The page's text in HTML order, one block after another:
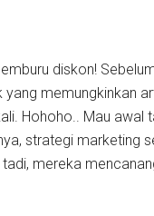
diskon!
memungkinkan
Hohoho.. Mau awal
strategi marketing
mereka